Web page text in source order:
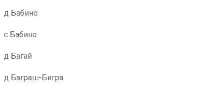
д Бабино
с Бабино
д Багай
д Баграш-Бигра